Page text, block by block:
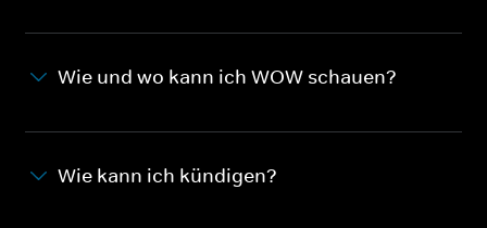
Wie und wo kann ich WOW schauen?
Wie kann ich kündigen?